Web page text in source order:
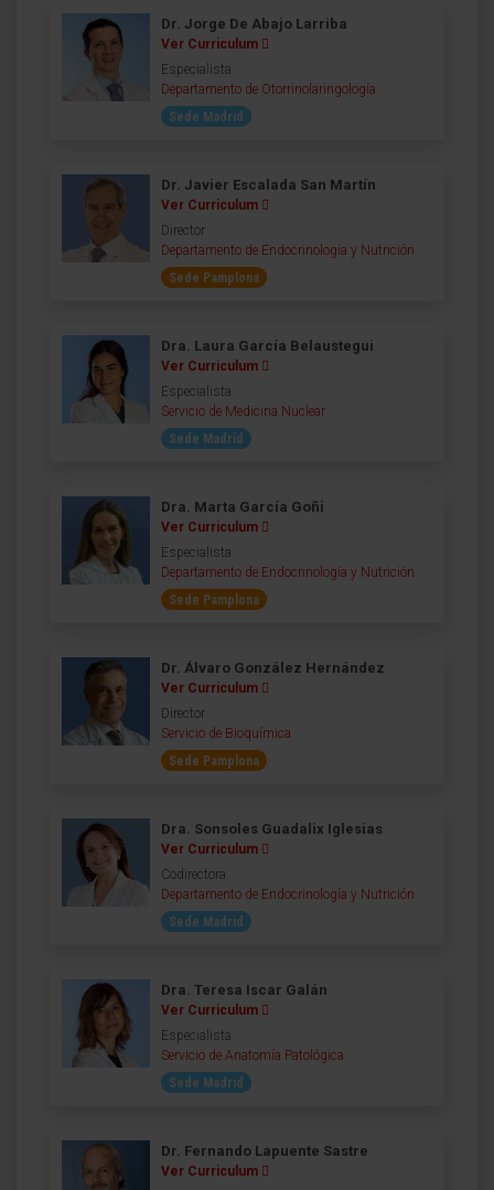
Dr. Jorge De Abajo Larriba
Ver Curriculum
Especialista
Departamento de Otorrinolaringología
Sede Madrid
Dr. Javier Escalada San Martín
Ver Curriculum
Director
Departamento de Endocrinología y Nutrición
Sede Pamplona
Dra. Laura García Belaustegui
Ver Curriculum
Especialista
Servicio de Medicina Nuclear
Sede Madrid
Dra. Marta García Goñi
Ver Curriculum
Especialista
Departamento de Endocrinología y Nutrición
Sede Pamplona
Dr. Álvaro González Hernández
Ver Curriculum
Director
Servicio de Bioquímica
Sede Pamplona
Dra. Sonsoles Guadalix Iglesias
Ver Curriculum
Codirectora
Departamento de Endocrinología y Nutrición
Sede Madrid
Dra. Teresa Iscar Galán
Ver Curriculum
Especialista
Servicio de Anatomía Patológica
Sede Madrid
Dr. Fernando Lapuente Sastre
Ver Curriculum